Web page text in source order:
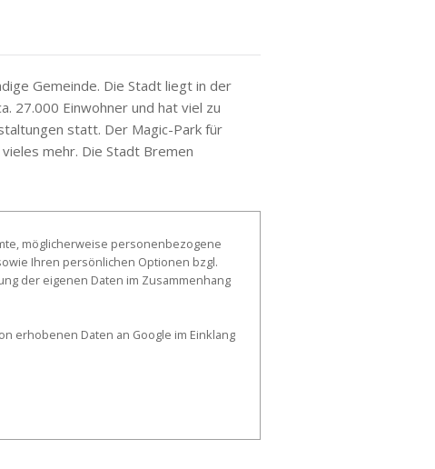
Gemeinde. Die Stadt liegt in der
27.000 Einwohner und hat viel zu
statt. Der Magic-Park für
mehr. Die Stadt Bremen
möglicherweise personenbezogene
Ihren persönlichen Optionen bzgl.
der eigenen Daten im Zusammenhang
erhobenen Daten an Google im Einklang